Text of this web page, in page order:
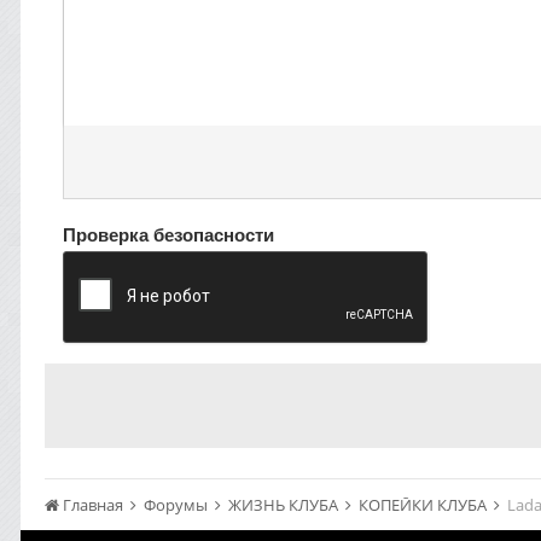
Проверка безопасности
Главная Форумы ЖИЗНЬ КЛУБА КОПЕЙКИ КЛУБА